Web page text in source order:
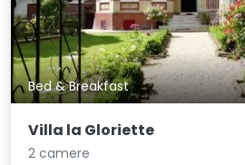
Bed & Breakfast
Villa la Gloriette
2 camere